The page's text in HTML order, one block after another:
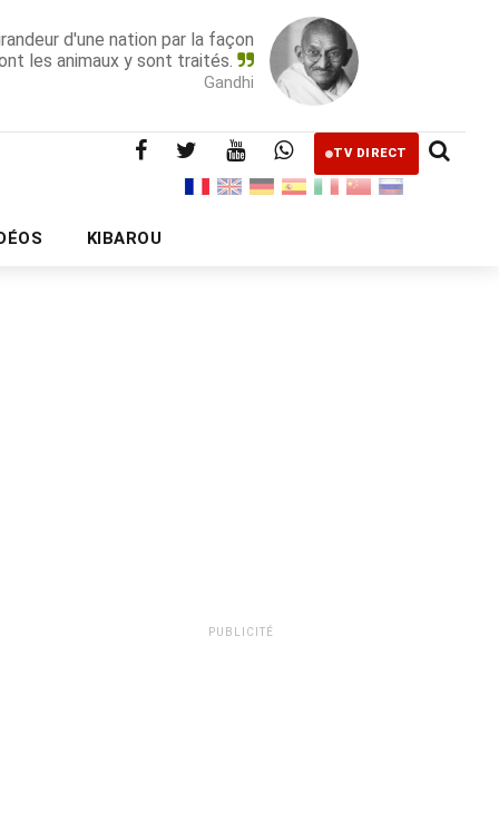
d'une nation par la façon
les animaux y sont traités.
Gandhi
TV DIRECT
KIBAROU
PUBLICITÉ